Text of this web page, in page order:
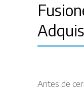
Antes de